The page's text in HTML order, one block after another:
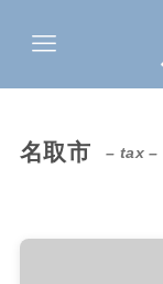
名取市 – tax –